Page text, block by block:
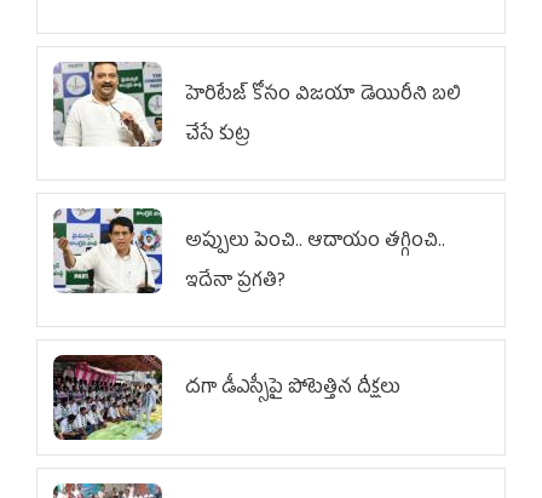
హెరిటేజ్ కోసం విజయా డెయిరీని బలి
చేసే కుట్ర‌
అప్పులు పెంచి.. ఆదాయం తగ్గించి..
ఇదేనా ప్రగతి?
దగా డీఎస్సీపై పోటెత్తిన దీక్షలు